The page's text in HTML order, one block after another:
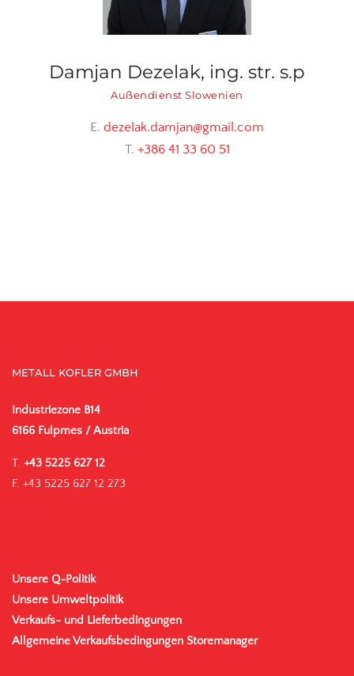
Damjan Dezelak, ing. str. s.p
Außendienst Slowenien
E. dezelak.damjan@gmail.com
T. +386 41 33 60 51
METALL KOFLER GMBH
Industriezone B14
6166 Fulpmes / Austria
T. +43 5225 627 12
F. +43 5225 627 12 273
Unsere Q-Politik
Unsere Umweltpolitik
Verkaufs- und Lieferbedingungen
Allgemeine Verkaufsbedingungen Storemanager